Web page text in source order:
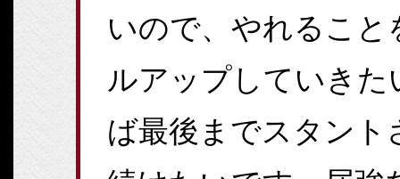
いので、やれるこ
ルアップしていき
ば最後までスタン